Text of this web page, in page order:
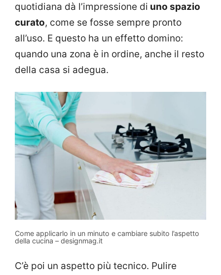
quotidiana dà l’impressione di uno spazio
curato, come se fosse sempre pronto
all’uso. E questo ha un effetto domino:
quando una zona è in ordine, anche il resto
della casa si adegua.
Come applicarlo in un minuto e cambiare subito l’aspetto
della cucina – designmag.it
C’è poi un aspetto più tecnico. Pulire